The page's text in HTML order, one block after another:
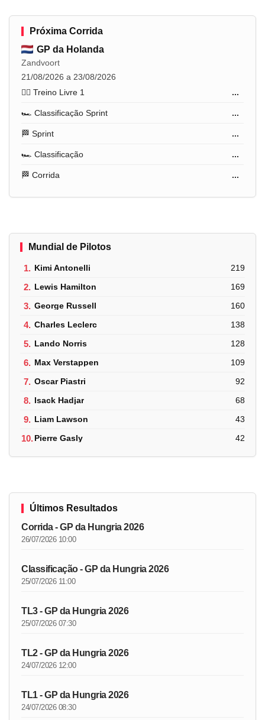
Próxima Corrida
GP da Holanda
Zandvoort
21/08/2026 a 23/08/2026
🏋️‍♂️ Treino Livre 1
...
🏎️ Classificação Sprint ...
🏁 Sprint ...
🏎️ Classificação ...
🏁 Corrida ...
Mundial de Pilotos
1. Kimi Antonelli 219
2. Lewis Hamilton 169
3. George Russell 160
4. Charles Leclerc 138
5. Lando Norris 128
6. Max Verstappen 109
7. Oscar Piastri 92
8. Isack Hadjar 68
9. Liam Lawson 43
10.Pierre Gasly 42
Últimos Resultados
Corrida - GP da Hungria 2026
26/07/2026 10:00
Classificação - GP da Hungria 2026
25/07/2026 11:00
TL3 - GP da Hungria 2026
25/07/2026 07:30
TL2 - GP da Hungria 2026
24/07/2026 12:00
TL1 - GP da Hungria 2026
24/07/2026 08:30